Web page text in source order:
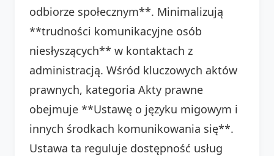
odbiorze społecznym**. Minimalizują
**trudności komunikacyjne osób
niesłyszących** w kontaktach z
administracją. Wśród kluczowych aktów
prawnych, kategoria Akty prawne
obejmuje **Ustawę o języku migowym i
innych środkach komunikowania się**.
Ustawa ta reguluje dostępność usług